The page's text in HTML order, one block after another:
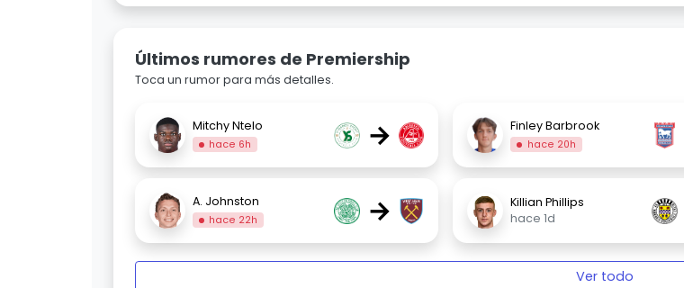
Últimos rumores de Premiership
Toca un rumor para más detalles.
Mitchy Ntelo
hace 6h → Finley Barbrook
hace 20h
A. Johnston
hace 22h →
Killian Phillips
hace 1d
Ver todo